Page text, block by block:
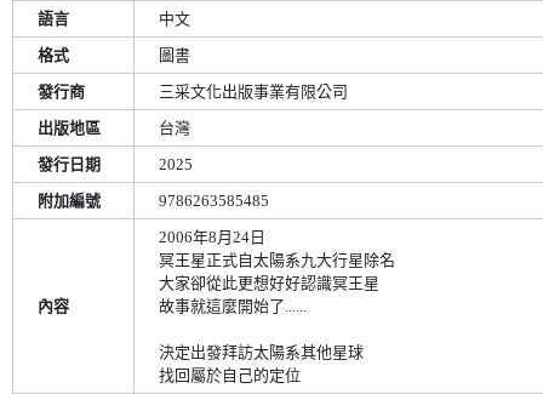
語言
中文
格式
圖書
發行商
三采文化出版事業有限公司
出版地區
台灣
發行日期
2025
附加編號
9786263585485
內容
2006年8月24日
冥王星正式自太陽系九大行星除名
大家卻從此更想好好認識冥王星
故事就這麼開始了......
決定出發拜訪太陽系其他星球
找回屬於自己的定位